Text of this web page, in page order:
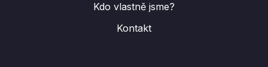
Kdo vlastně jsme?
Kontakt